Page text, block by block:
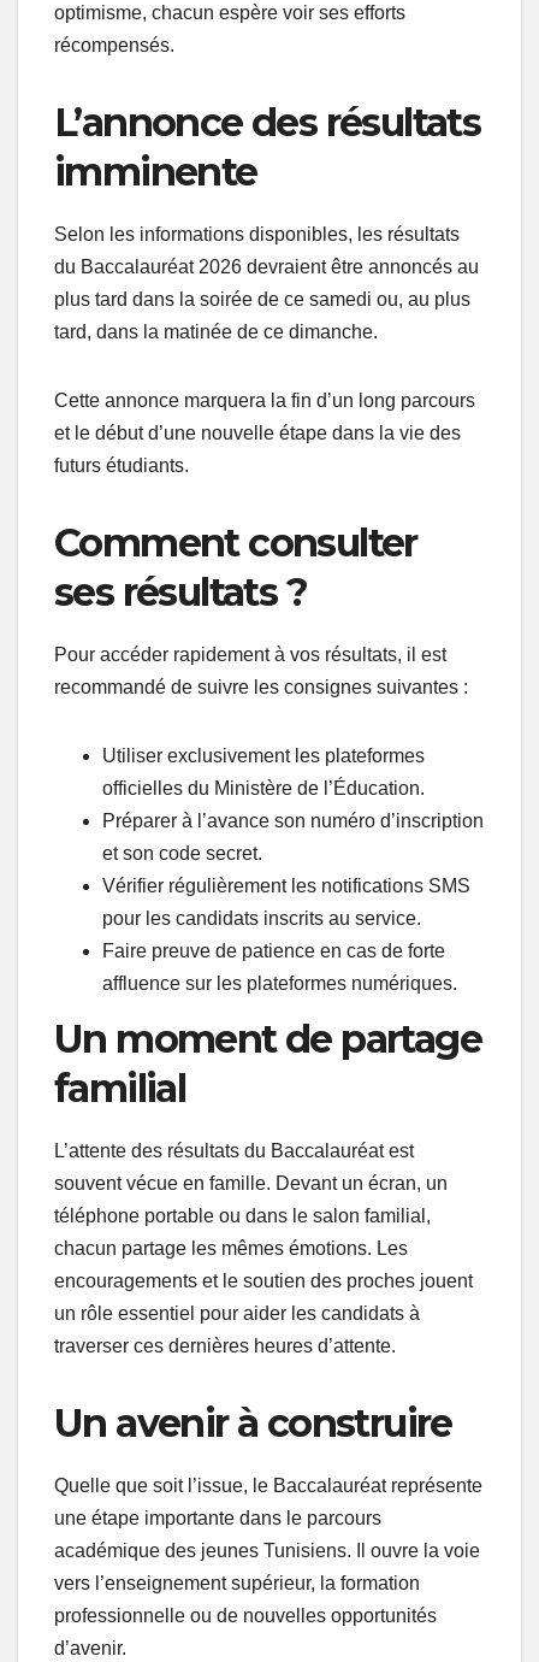
optimisme, chacun espère voir ses efforts
récompensés.
L’annonce des résultats
imminente
Selon les informations disponibles, les résultats
du Baccalauréat 2026 devraient être annoncés au
plus tard dans la soirée de ce samedi ou, au plus
tard, dans la matinée de ce dimanche.
Cette annonce marquera la fin d’un long parcours
et le début d’une nouvelle étape dans la vie des
futurs étudiants.
Comment consulter
ses résultats ?
Pour accéder rapidement à vos résultats, il est
recommandé de suivre les consignes suivantes :
Utiliser exclusivement les plateformes
officielles du Ministère de l’Éducation.
Préparer à l’avance son numéro d’inscription
et son code secret.
Vérifier régulièrement les notifications SMS
pour les candidats inscrits au service.
Faire preuve de patience en cas de forte
affluence sur les plateformes numériques.
Un moment de partage
familial
L’attente des résultats du Baccalauréat est
souvent vécue en famille. Devant un écran, un
téléphone portable ou dans le salon familial,
chacun partage les mêmes émotions. Les
encouragements et le soutien des proches jouent
un rôle essentiel pour aider les candidats à
traverser ces dernières heures d’attente.
Un avenir à construire
Quelle que soit l’issue, le Baccalauréat représente
une étape importante dans le parcours
académique des jeunes Tunisiens. Il ouvre la voie
vers l’enseignement supérieur, la formation
professionnelle ou de nouvelles opportunités
d’avenir.